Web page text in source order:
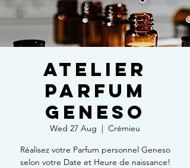
ATELIER
PARFUM
GENESO
Wed 27 Aug
  |
Crémieu
Réalisez votre Parfum personnel Geneso
selon votre Date et Heure de naissance!